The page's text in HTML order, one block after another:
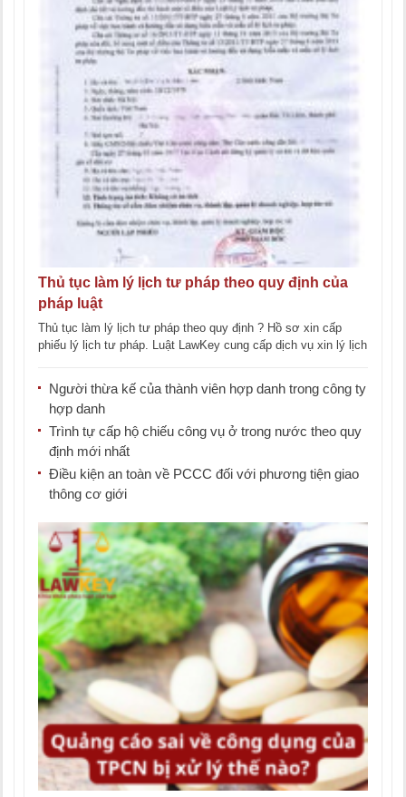
Thủ tục làm lý lịch tư pháp theo quy định của
pháp luật
Thủ tục làm lý lịch tư pháp theo quy định ? Hồ sơ xin cấp
phiếu lý lịch tư pháp. Luật LawKey cung cấp dịch vụ xin lý lịch
Người thừa kế của thành viên hợp danh trong công ty
hợp danh
Trình tự cấp hộ chiếu công vụ ở trong nước theo quy
định mới nhất
Điều kiện an toàn về PCCC đối với phương tiện giao
thông cơ giới